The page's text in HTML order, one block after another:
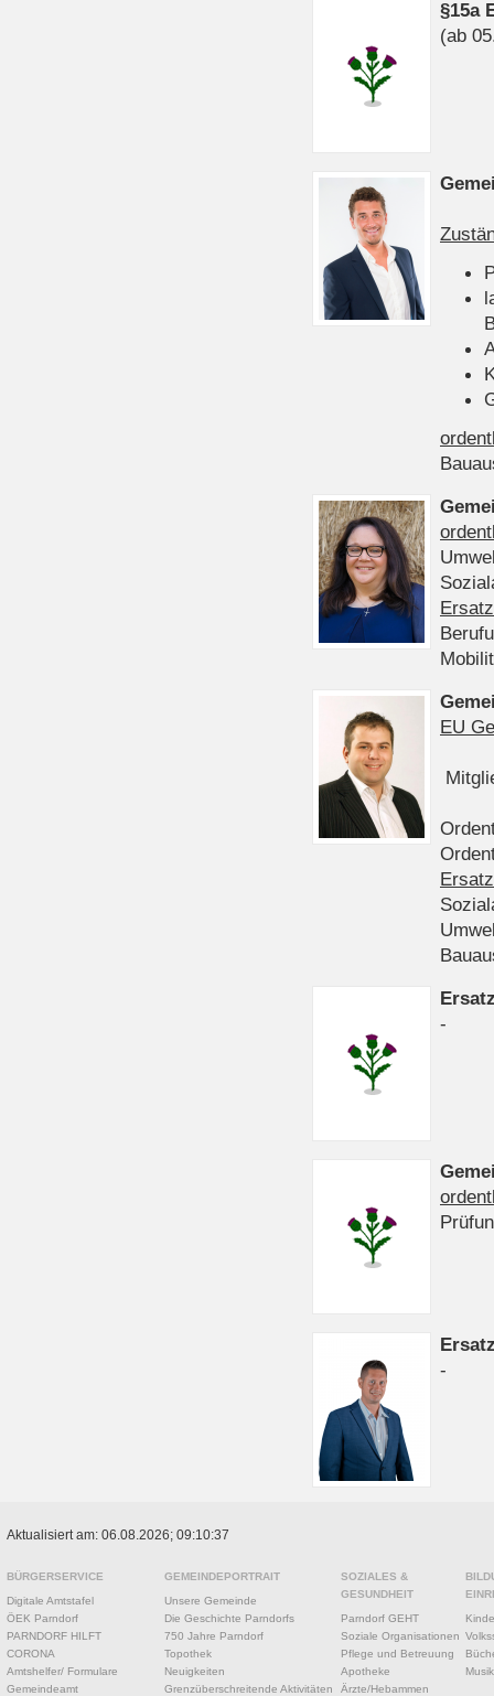
§15a
(ab
EU
-
-
Aktualisiert am: 06.08.2026; 09:10:37
BÜRGERSERVICE
Digitale Amtstafel
ÖEK Parndorf
PARNDORF HILFT
CORONA
Amtshelfer/ Formulare
Gemeindeamt
GEMEINDEPORTRAIT
Unsere Gemeinde
Die Geschichte Parndorfs
750 Jahre Parndorf
Topothek
Neuigkeiten
Grenzüberschreitende Aktivitäten
SOZIALES &
GESUNDHEIT
Parndorf GEHT
Soziale Organisationen
Pflege und Betreuung
Apotheke
Ärzte/Hebammen